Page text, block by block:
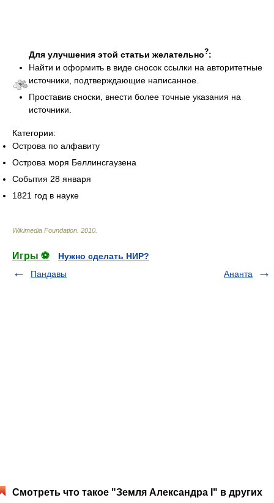
Для улучшения этой статьи желательно?:
Найти и оформить в виде сносок ссылки на авторитетные
источники, подтверждающие написанное.
Проставив сноски, внести более точные указания на
источники.
Категории:
Острова по алфавиту
Острова моря Беллинсгаузена
События 28 января
1821 год в науке
Wikimedia Foundation 2010
Игры ⚽
Нужно сделать НИР?
Пандавы
Ананта
Смотреть что такое "Земля Александра I" в других